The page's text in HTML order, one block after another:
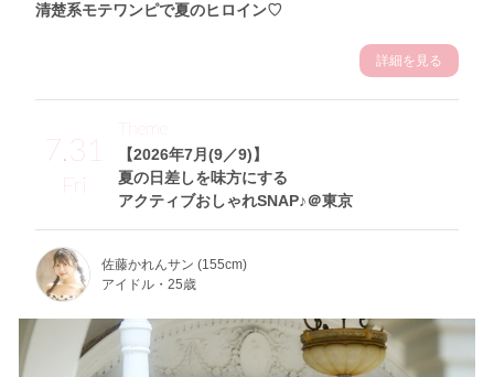
清楚系モテワンピで夏のヒロイン♡
詳細を見る
7.31
Fri
【2026年7月(9／9)】
夏の日差しを味方にする
アクティブおしゃれSNAP♪＠東京
Theme
佐藤かれんサン (155cm)
アイドル・25歳